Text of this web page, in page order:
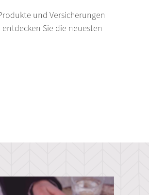
und Versicherungen
Sie die neuesten